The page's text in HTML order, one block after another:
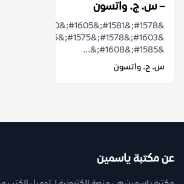
– س. ج. واتسون
&#1585;&#1608;&...
س. ج. واتسون
عن مكتبة ياسمين